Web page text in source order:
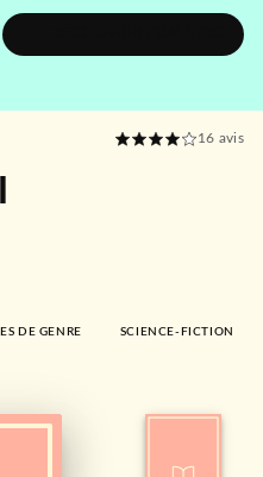
16 avis
DE GENRE SCIENCE-FICTION